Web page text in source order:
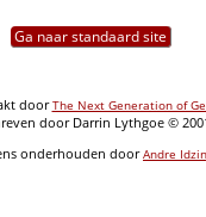
Ga naar standaard site
doorThe Next Generation of
door Darrin Lythgoe ©
onderhouden doorAndre